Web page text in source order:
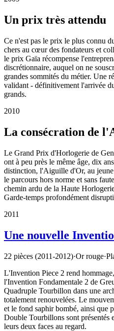
Un prix très attendu
Ce n'est pas le prix le plus connu
chers au cœur des fondateurs et
le prix Gaïa récompense
discrétionnaire, auquel on ne
grandes sommités du métier. Une
validant - définitivement l'arrivée
grands.
2010
La consécration de
Le Grand Prix d'Horlogerie de
ont à peu près le même âge, dix
distinction, l'Aiguille d'Or, au
le parcours hors norme et sans
chemin ardu de la Haute
Garde-temps profondément
2011
Une nouvelle
22 pièces (2011-2012)·Or rouge·
L'Invention Piece 2 rend
l'Invention Fondamentale 2 de
Quadruple Tourbillon dans une
totalement renouvelées. Le
et le fond saphir bombé, ainsi que
Double Tourbillons sont présentés
leurs deux faces au regard.